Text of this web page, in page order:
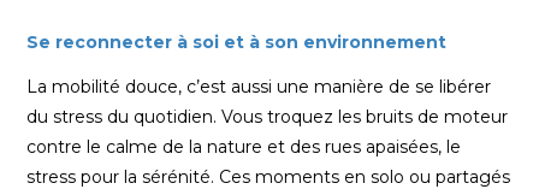
Se reconnecter à soi et à son environnement
La mobilité douce, c’est aussi une manière de se libérer
du stress du quotidien. Vous troquez les bruits de moteur
contre le calme de la nature et des rues apaisées, le
stress pour la sérénité. Ces moments en solo ou partagés